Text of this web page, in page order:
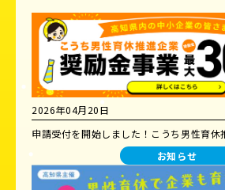
2026年04月20日
申請受付を開始しました！こうち男性育休
お知らせ